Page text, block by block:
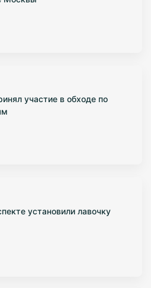
участие в обходе по
установили лавочку